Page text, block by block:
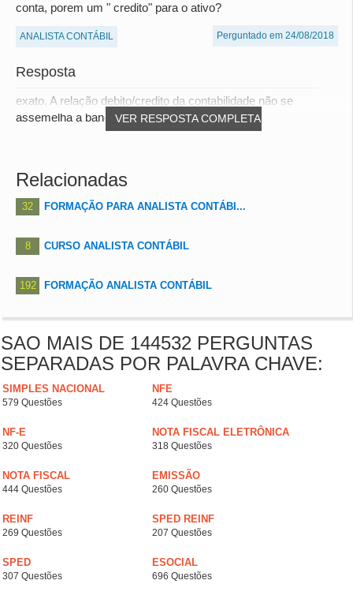
conta, porem um " credito" para o ativo?
ANALISTA CONTÁBIL Perguntado em 24/08/2018
Resposta
VER RESPOSTA COMPLETA
exato. A relação debito/credito da contabilidade não se
assemelha a bancaria.
Relacionadas
32 FORMAÇÃO PARA ANALISTA CONTÁBI...
8 CURSO ANALISTA CONTÁBIL
192 FORMAÇÃO ANALISTA CONTÁBIL
SAO MAIS DE 144532 PERGUNTAS
SEPARADAS POR PALAVRA CHAVE:
SIMPLES NACIONAL
579 Questões
NFE
424 Questões
NF-E
320 Questões
NOTA FISCAL ELETRÔNICA
318 Questões
NOTA FISCAL
444 Questões
EMISSÃO
260 Questões
REINF
269 Questões
SPED REINF
207 Questões
SPED
307 Questões
ESOCIAL
696 Questões